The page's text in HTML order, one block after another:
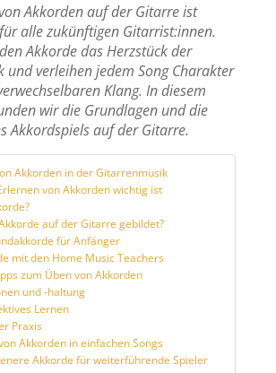
Akkorden auf der Gitarre ist
alle zukünftigen Gitarrist:innen.
Akkorde das Herzstück der
und verleihen jedem Song Charakter
Klang. In diesem
wir die Grundlagen und die
Akkordspiels auf der Gitarre.
Akkorden in der Gitarrenmusik
von Akkorden wichtig ist
auf der Gitarre gebildet?
für Anfänger
mit den Home Music Teachers
zum Üben von Akkorden
und -haltung
Lernen
Praxis
Akkorden in einfachen Songs
Akkorde für weiterführende Spieler